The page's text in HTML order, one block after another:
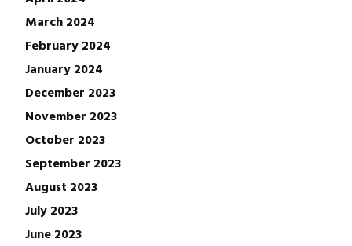
March 2024
February 2024
January 2024
December 2023
November 2023
October 2023
September 2023
August 2023
July 2023
June 2023